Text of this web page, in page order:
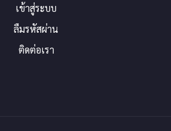
เข้าสู่ระบบ
ลืมรหัสผ่าน
ติดต่อเรา